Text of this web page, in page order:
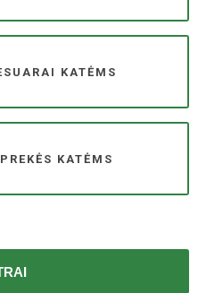
KATĖMS
KATĖMS